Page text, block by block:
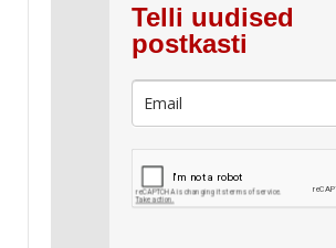
Telli uudised
postkasti